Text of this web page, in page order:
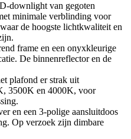
downlight van gegoten
minimale verblinding voor
de hoogste lichtkwaliteit en
frame en een onyxkleurige
De binnenreflector en de
plafond er strak uit
3500K en 4000K, voor
en een 3-polige aansluitdoos
Op verzoek zijn dimbare